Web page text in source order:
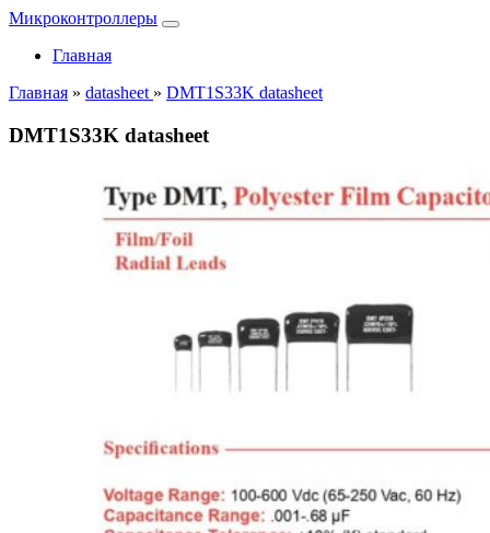
Микроконтроллеры
Главная
Главная » datasheet » DMT1S33K datasheet
DMT1S33K datasheet